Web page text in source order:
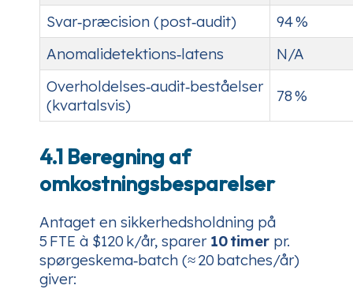
Svar‑præcision (post‑audit)
94 %
Anomalidetektions‑latens
N/A
Overholdelses‑audit‑beståelser
(kvartalsvis)
78 %
4.1 Beregning af
omkostningsbesparelser
Antaget en sikkerhedsholdning på
5 FTE à $120 k/år, sparer 10 timer pr.
spørgeskema‑batch (≈ 20 batches/år)
giver: